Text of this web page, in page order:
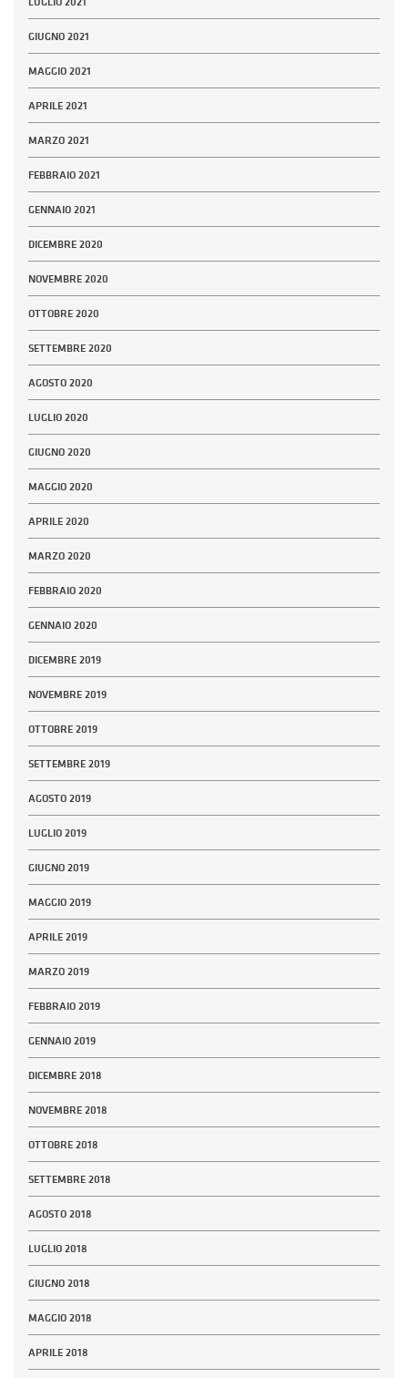
GIUGNO 2021
MAGGIO 2021
APRILE 2021
MARZO 2021
FEBBRAIO 2021
GENNAIO 2021
DICEMBRE 2020
NOVEMBRE 2020
OTTOBRE 2020
SETTEMBRE 2020
AGOSTO 2020
LUGLIO 2020
GIUGNO 2020
MAGGIO 2020
APRILE 2020
MARZO 2020
FEBBRAIO 2020
GENNAIO 2020
DICEMBRE 2019
NOVEMBRE 2019
OTTOBRE 2019
SETTEMBRE 2019
AGOSTO 2019
LUGLIO 2019
GIUGNO 2019
MAGGIO 2019
APRILE 2019
MARZO 2019
FEBBRAIO 2019
GENNAIO 2019
DICEMBRE 2018
NOVEMBRE 2018
OTTOBRE 2018
SETTEMBRE 2018
AGOSTO 2018
LUGLIO 2018
GIUGNO 2018
MAGGIO 2018
APRILE 2018